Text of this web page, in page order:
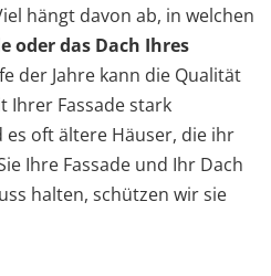
hängt davon ab, in welchen
oder das Dach Ihres
der Jahre kann die Qualität
Ihrer Fassade stark
es oft ältere Häuser, die ihr
Ihre Fassade und Ihr Dach
halten, schützen wir sie